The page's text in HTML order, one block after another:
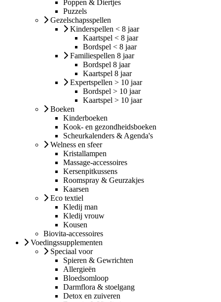
Poppen & Diertjes
Puzzels
Gezelschapsspellen
Kinderspellen < 8 jaar
Kaartspel < 8 jaar
Bordspel < 8 jaar
Familiespellen 8 jaar
Bordspel 8 jaar
Kaartspel 8 jaar
Expertspellen > 10 jaar
Bordspel > 10 jaar
Kaartspel > 10 jaar
Boeken
Kinderboeken
Kook- en gezondheidsboeken
Scheurkalenders & Agenda's
Welness en sfeer
Kristallampen
Massage-accessoires
Kersenpitkussens
Roomspray & Geurzakjes
Kaarsen
Eco textiel
Kledij man
Kledij vrouw
Kousen
Biovita-accessoires
Voedingssupplementen
Speciaal voor
Spieren & Gewrichten
Allergieën
Bloedsomloop
Darmflora & stoelgang
Detox en zuiveren